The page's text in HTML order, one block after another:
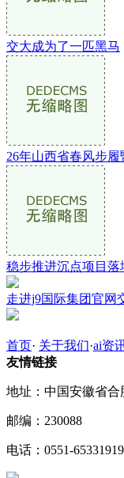
交大成为了一匹黑马
26年山西省春风步
稳步推进沉点项目落
走进j9国际集团官网
首页· 关于我们·ai资
友情链接
地址：中国安徽省
邮编：230088
电话：0551-65331919